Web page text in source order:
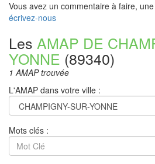
Vous avez un commentaire à faire,
écrivez-nous
Les AMAP DE
YONNE (89340)
1 AMAP trouvée
L'AMAP dans votre ville :
Mots clés :